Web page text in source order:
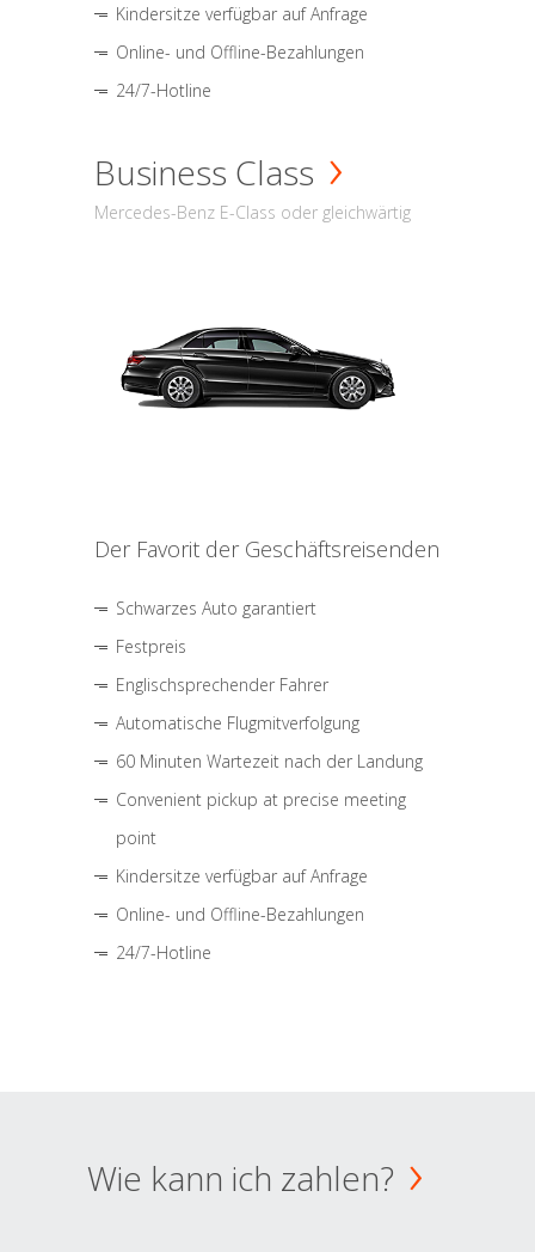
Kindersitze verfügbar auf Anfrage
Online- und Offline-Bezahlungen
24/7-Hotline
Business Class
Mercedes-Benz E-Class oder gleichwärtig
Der Favorit der Geschäftsreisenden
Schwarzes Auto garantiert
Festpreis
Englischsprechender Fahrer
Automatische Flugmitverfolgung
60 Minuten Wartezeit nach der Landung
Convenient pickup at precise meeting
point
Kindersitze verfügbar auf Anfrage
Online- und Offline-Bezahlungen
24/7-Hotline
Wie kann ich zahlen?